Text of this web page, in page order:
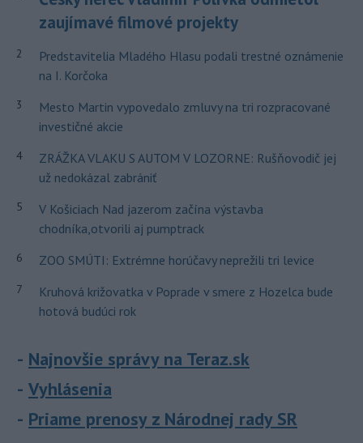
zaujímavé filmové projekty
2
Predstavitelia Mladého Hlasu podali trestné oznámenie
na I. Korčoka
3
Mesto Martin vypovedalo zmluvy na tri rozpracované
investičné akcie
4
ZRÁŽKA VLAKU S AUTOM V LOZORNE: Rušňovodič jej
už nedokázal zabrániť
5
V Košiciach Nad jazerom začína výstavba
chodníka,otvorili aj pumptrack
6 ZOO SMÚTI: Extrémne horúčavy neprežili tri levice
7
Kruhová križovatka v Poprade v smere z Hozelca bude
hotová budúci rok
Najnovšie správy na Teraz.sk
Vyhlásenia
Priame prenosy z Národnej rady SR